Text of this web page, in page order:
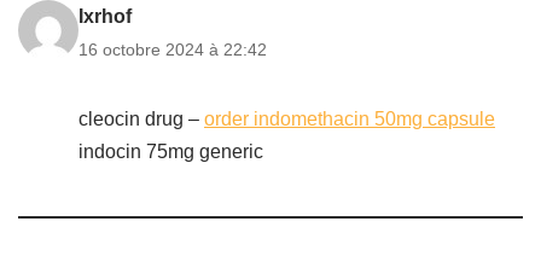
Ixrhof
16 octobre 2024 à 22:42
cleocin drug – order indomethacin 50mg capsule
indocin 75mg generic